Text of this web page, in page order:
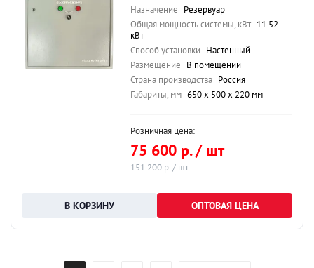
Назначение Резервуар
Общая мощность системы, кВт 11.52
кВт
Способ установки Настенный
Размещение В помещении
Страна производства Россия
Габариты, мм 650 х 500 х 220 мм
Розничная цена:
75 600 р. / шт
151 200 р. / шт
ОПТОВАЯ ЦЕНА